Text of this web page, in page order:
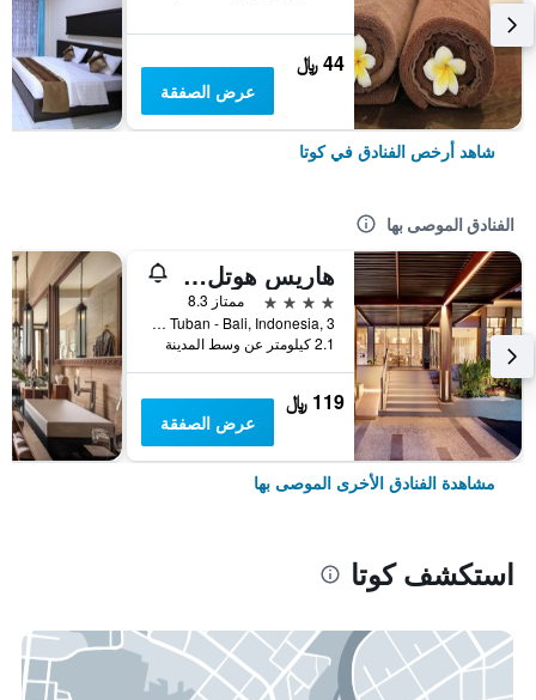
44 ﷼
عرض الصفقة
شاهد أرخص الفنادق في كوتا
الفنادق الموصى بها
هاريس هوتل كوتا توبان بالي
4 نجوم
ممتاز 8.3
Jl.Dewi Sartika Tuban - Bali, Indonesia, 3, كوتا, إندونيسيا
2.1 كيلومتر عن وسط المدينة
119 ﷼
عرض الصفقة
مشاهدة الفنادق الأخرى الموصى بها
استكشف كوتا